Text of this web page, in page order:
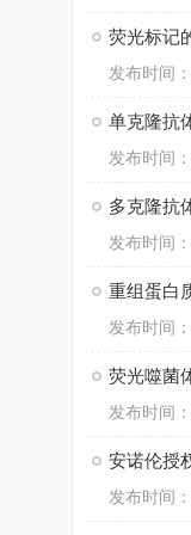
发布时间
发布时间
发布时间
发布时间
荧光噬菌
发布时间
安诺伦授
发布时间